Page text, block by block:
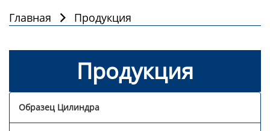
Главная  Продукция
Продукция
Образец Цилиндра